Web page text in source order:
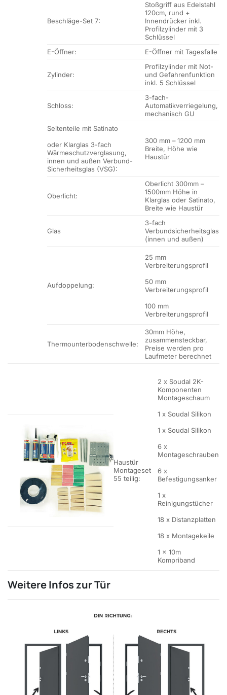
Beschläge-Set 7:
Stoßgriff aus Edelstahl
120cm, rund +
Innendrücker inkl.
Profilzylinder mit 3
Schlüssel
E-Öffner:
E-Öffner mit Tagesfalle
Zylinder:
Profilzylinder mit Not-
und Gefahrenfunktion
inkl. 5 Schlüssel
Schloss:
3-fach-
Automatikverriegelung,
mechanisch GU
Seitenteile mit Satinato
oder Klarglas 3-fach
Wärmeschutzverglasung,
innen und außen Verbund-
Sicherheitsglas (VSG):
300 mm – 1200 mm
Breite, Höhe wie
Haustür
Oberlicht:
Oberlicht 300mm –
1500mm Höhe in
Klarglas oder Satinato,
Breite wie Haustür
Glas
3-fach
Verbundsicherheitsglas
(innen und außen)
Aufdoppelung:
25 mm
Verbreiterungsprofil
50 mm
Verbreiterungsprofil
100 mm
Verbreiterungsprofil
Thermounterbodenschwelle:
30mm Höhe,
zusammensteckbar,
Preise werden pro
Laufmeter berechnet
Haustür
Montageset
55 teilig:
2 x Soudal 2K-
Komponenten
Montageschaum
1 x Soudal Silikon
1 x Soudal Silikon
6 x
Montageschrauben
6 x
Befestigungsanker
1 x
Reinigungstücher
18 x Distanzplatten
18 x Montagekeile
1 x 10m
Kompriband
Weitere Infos zur Tür